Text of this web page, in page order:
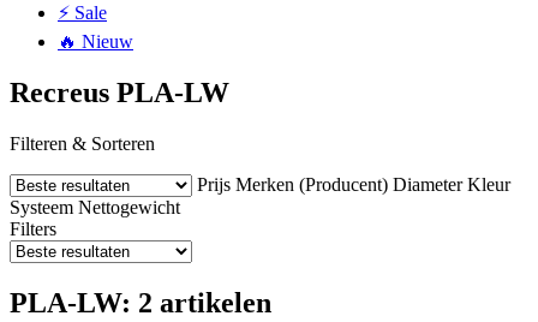
⚡ Sale
🔥 Nieuw
Recreus PLA-LW
Filteren & Sorteren
Prijs Merken (Producent) Diameter Kleur
Systeem Nettogewicht
Filters
PLA-LW: 2 artikelen